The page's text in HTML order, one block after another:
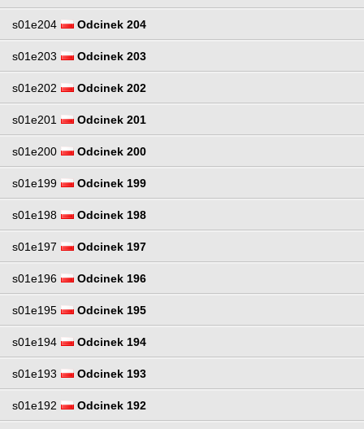
s01e204 Odcinek 204
s01e203 Odcinek 203
s01e202 Odcinek 202
s01e201 Odcinek 201
s01e200 Odcinek 200
s01e199 Odcinek 199
s01e198 Odcinek 198
s01e197 Odcinek 197
s01e196 Odcinek 196
s01e195 Odcinek 195
s01e194 Odcinek 194
s01e193 Odcinek 193
s01e192 Odcinek 192